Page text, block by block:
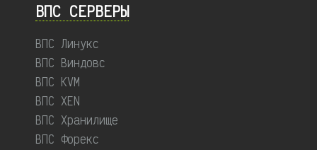
ВПС СЕРВЕРЫ
ВПС Линукс
ВПС Виндовс
ВПС KVM
ВПС XEN
ВПС Хранилище
ВПС Форекс